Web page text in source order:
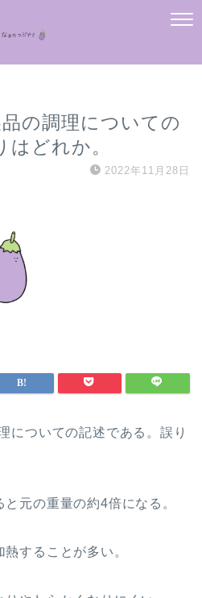
の調理についての
はどれか。
2022年11月28日
ついての記述である。誤り
元の重量の約4倍になる。
することが多い。